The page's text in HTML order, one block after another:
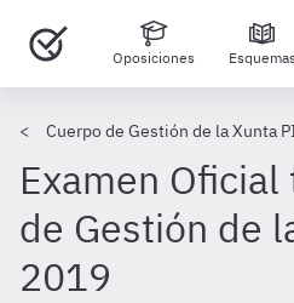
Oposiciones Esquemas
Cuerpo de Gestión de la Xunta
Examen
de Gestión de
2019